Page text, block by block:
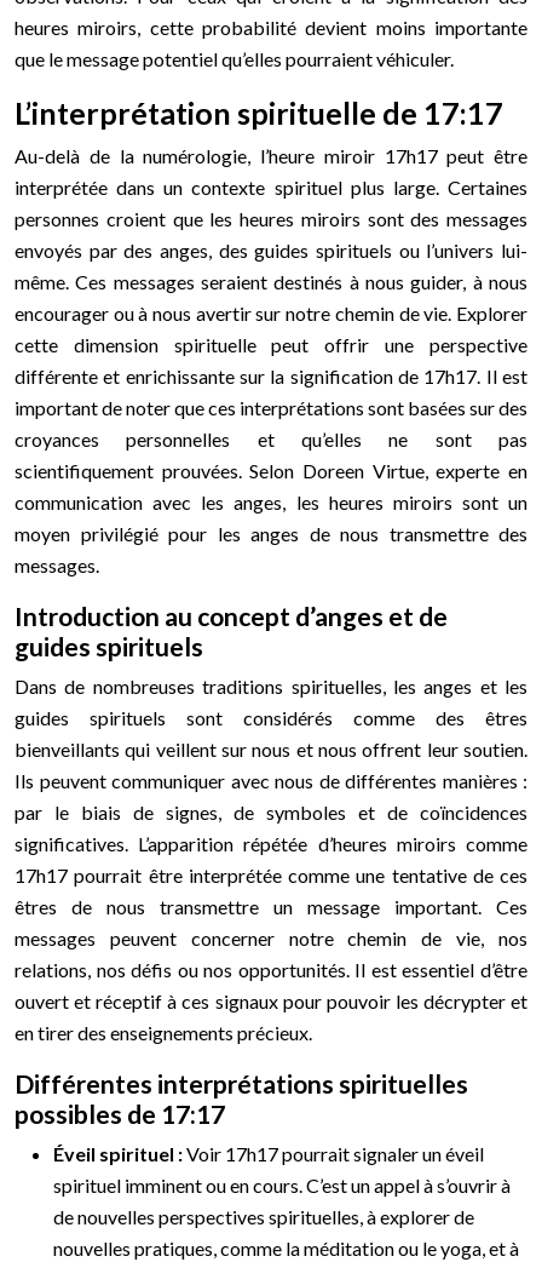
heures miroirs, cette probabilité devient moins importante
que le message potentiel qu’elles pourraient véhiculer.
L’interprétation spirituelle de 17:17
Au-delà de la numérologie, l’heure miroir 17h17 peut être
interprétée dans un contexte spirituel plus large. Certaines
personnes croient que les heures miroirs sont des messages
envoyés par des anges, des guides spirituels ou l’univers lui-
même. Ces messages seraient destinés à nous guider, à nous
encourager ou à nous avertir sur notre chemin de vie. Explorer
cette dimension spirituelle peut offrir une perspective
différente et enrichissante sur la signification de 17h17. Il est
important de noter que ces interprétations sont basées sur des
croyances personnelles et qu’elles ne sont pas
scientifiquement prouvées. Selon Doreen Virtue, experte en
communication avec les anges, les heures miroirs sont un
moyen privilégié pour les anges de nous transmettre des
messages.
Introduction au concept d’anges et de
guides spirituels
Dans de nombreuses traditions spirituelles, les anges et les
guides spirituels sont considérés comme des êtres
bienveillants qui veillent sur nous et nous offrent leur soutien.
Ils peuvent communiquer avec nous de différentes manières :
par le biais de signes, de symboles et de coïncidences
significatives. L’apparition répétée d’heures miroirs comme
17h17 pourrait être interprétée comme une tentative de ces
êtres de nous transmettre un message important. Ces
messages peuvent concerner notre chemin de vie, nos
relations, nos défis ou nos opportunités. Il est essentiel d’être
ouvert et réceptif à ces signaux pour pouvoir les décrypter et
en tirer des enseignements précieux.
Différentes interprétations spirituelles
possibles de 17:17
Éveil spirituel :Voir 17h17 pourrait signaler un éveil
spirituel imminent ou en cours. C’est un appel à s’ouvrir à
de nouvelles perspectives spirituelles, à explorer de
nouvelles pratiques, comme la méditation ou le yoga, et à